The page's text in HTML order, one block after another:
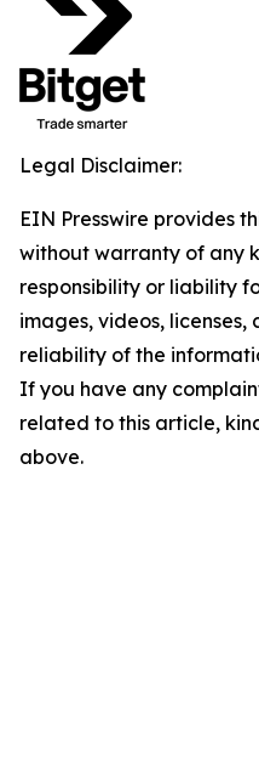
Legal Disclaimer:
EIN Presswire provides
without warranty of any
responsibility or liability
images, videos,
reliability of the
If you have any
related to this article,
above.